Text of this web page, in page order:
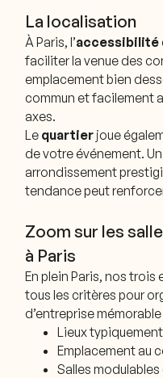
La localisation
À Paris, l’accessibilité
faciliter la venue des
emplacement bien
commun et facilement
axes.
Le quartier joue
de votre événement.
arrondissement
tendance peut
Zoom sur les
à Paris
En plein Paris, nos
tous les critères pour
d’entreprise mémorable
Lieux
Emplacement au
Salles